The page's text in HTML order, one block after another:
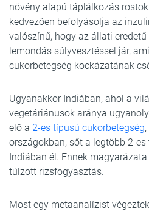
növény alapú táplálkozás
kedvezően befolyásolja az
valószínű, hogy az állati
lemondás súlyvesztéssel jár,
cukorbetegség kockázatának
Ugyanakkor Indiában, ahol a
vegetáriánusok aránya
elő a 2-es típusú cukorbetegség
országokban, sőt a legtöbb 2-
Indiában él. Ennek
túlzott rizsfogyasztás.
Most egy metaanalízist